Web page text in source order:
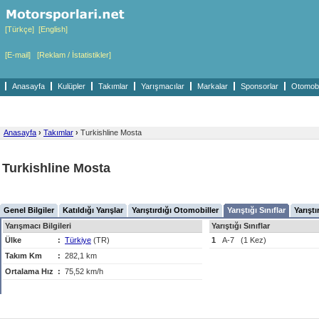
[Türkçe] [English]
[E-mail] [Reklam / İstatistikler]
Anasayfa Kulüpler Takımlar Yarışmacılar Markalar Sponsorlar
Anasayfa › Takımlar › Turkishline Mosta
Turkishline Mosta
Genel Bilgiler Katıldığı Yarışlar Yarıştırdığı Otomobiller Yarıştığı Sınıflar
Yarışmacı Bilgileri
Ülke
: Türkiye (TR)
Takım Km
: 282,1 km
Ortalama Hız
: 75,52 km/h
Yarıştığı Sınıflar
1
A-7 (1 Kez)